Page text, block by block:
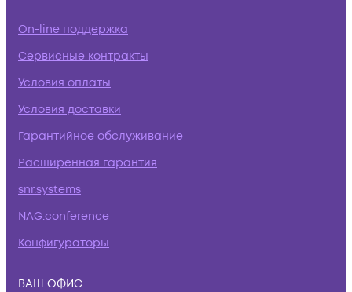
On-line поддержка
Сервисные контракты
Условия оплаты
Условия доставки
Гарантийное обслуживание
Расширенная гарантия
snr.systems
NAG.conference
Конфигураторы
ВАШ ОФИС